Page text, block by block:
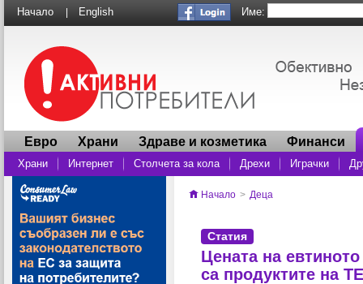
Начало English Име:
Евро Храни Здраве и козметика Финанси
Храни Интернет Столчета за кола Дрехи Играчки
Начало > Деца
Статия
Цената на
са продуктите на